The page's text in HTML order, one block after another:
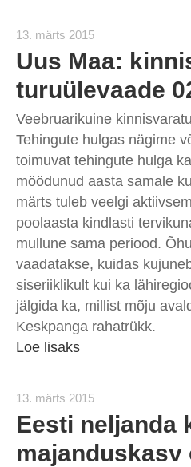
13. märts 2015
Uus Maa:
turuülevaade
Veebruarikuine
Tehingute hulgas nägime
toimuvat tehingute hulga
möödunud aasta samale
märts tuleb veelgi
poolaasta kindlasti
mullune sama periood.
vaadatakse, kuidas
siseriiklikult kui ka
jälgida ka, millist mõju
Keskpanga rahatrükk.
Loe lisaks
13. märts 2015
Eesti neljanda
majanduskasv